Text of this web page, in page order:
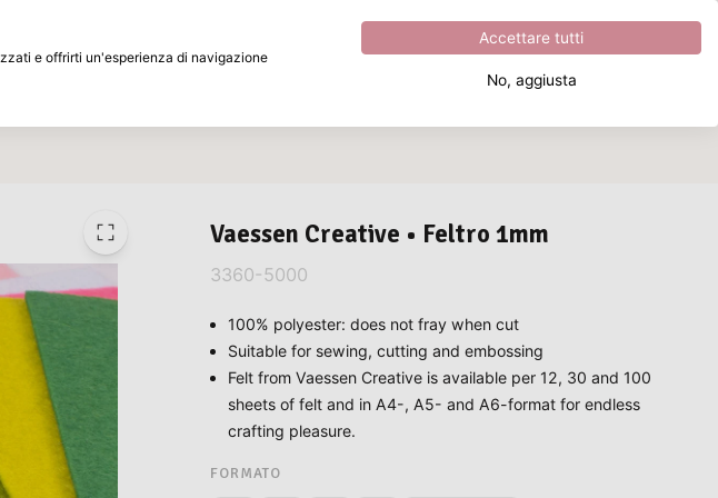
Eccezionale 4.8su5
Vaessen Creative • Feltro 1mm
3360-5000
100% polyester: does not fray when cut
Suitable for sewing, cutting and embossing
Felt from Vaessen Creative is available per 12, 30 and 100
sheets of felt and in A4-, A5- and A6-format for endless
crafting pleasure.
FORMATO
e offrirti un'esperienza di navigazione
Accettare tutti
No, aggiusta